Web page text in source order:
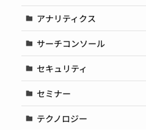
アナリティクス
サーチコンソール
セキュリティ
セミナー
テクノロジー